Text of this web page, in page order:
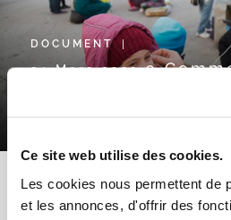
Ce site web utilise des cookies.
Les cookies nous permettent de
et les annonces, d'offrir des
DOCUMENT
24 Mars 20220
Orientations sur la